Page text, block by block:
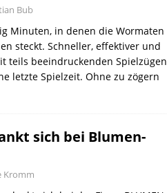
Bub
Minuten, in denen die Wormaten
steckt. Schneller, effektiver und
teils beeindruckenden Spielzügen
letzte Spielzeit. Ohne zu zögern
sich bei Blumen-
Kromm